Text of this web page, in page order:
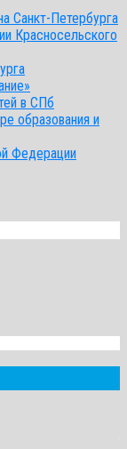
Санкт-Петербурга
Красносельского
в СПб
образования и
Федерации